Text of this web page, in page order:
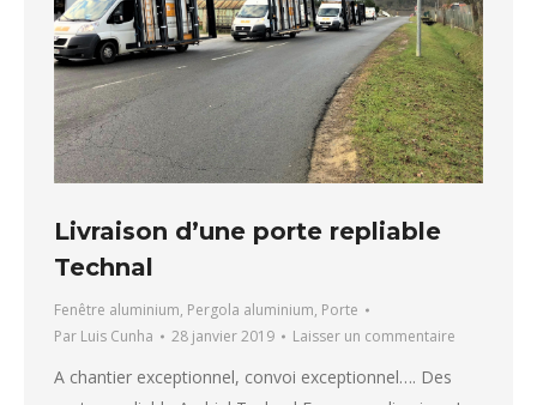
Livraison d’une porte repliable
Technal
Fenêtre aluminium, Pergola aluminium, Porte
Par Luis Cunha 28 janvier 2019 Laisser un commentaire
A chantier exceptionnel, convoi exceptionnel…. Des